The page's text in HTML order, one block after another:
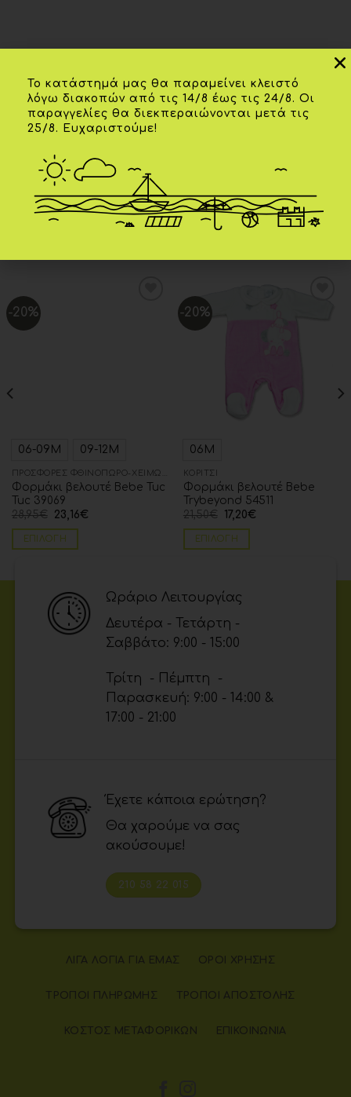
Επιπλέον πληροφορίες
ΗΛΙΚΊΑ 02 ετών,03 ετών
ΧΡΏΜΑ Κοραλί φλούο
-20%
06-09Μ 09-12Μ
Φορμάκι βελουτέ Bebe Tuc
Tuc 39069
28,95€ 23,16€
ΕΠΙΛΟΓΉ
-20%
06Μ
ΚΟΡΊΤΣΙ
Φορμάκι βελουτέ Bebe
Trybeyond 54511
21,50€ 17,20€
ΕΠΙΛΟΓΉ
Ωράριο Λειτουργίας
Δευτέρα - Τετάρτη -
Σαββάτο: 9:00 - 15:00
Τρίτη - Πέμπτη -
Παρασκευή: 9:00 - 14:00 &
17:00 - 21:00
Έχετε κάποια ερώτηση?
Θα χαρούμε να σας
ακούσουμε!
210 58 22 015
ΛΊΓΑ ΛΌΓΙΑ ΓΙΑ ΕΜΆΣ ΌΡΟΙ ΧΡΉΣΗΣ
ΤΡΌΠΟΙ ΠΛΗΡΩΜΉΣ ΤΡΌΠΟΙ ΑΠΟΣΤΟΛΉΣ
ΚΌΣΤΟΣ ΜΕΤΑΦΟΡΙΚΏΝ ΕΠΙΚΟΙΝΩΝΊΑ
Το κατάστημά μας θα παραμείνει κλειστό
λόγω διακοπών από τις 14/8 έως τις 24/8. Οι
παραγγελίες θα διεκπεραιώνονται μετά τις
25/8. Ευχαριστούμε!